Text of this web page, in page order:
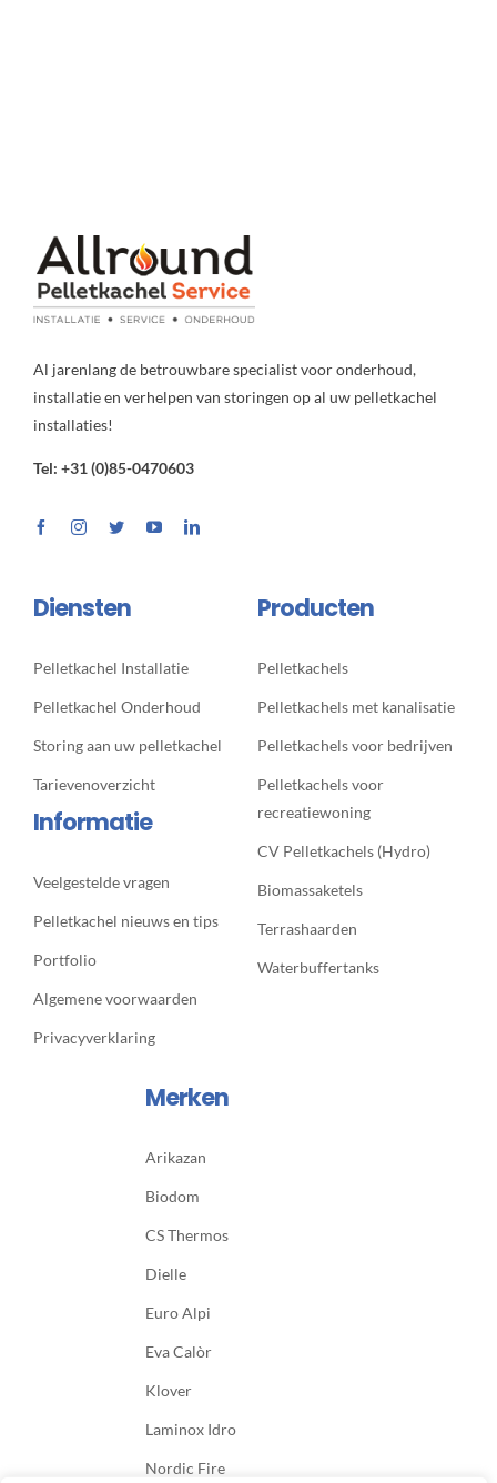
Al jarenlang de betrouwbare specialist voor onderhoud,
installatie en verhelpen van storingen op al uw pelletkachel
installaties!
Tel: +31 (0)85-0470603
Diensten
Pelletkachel Installatie
Pelletkachel Onderhoud
Storing aan uw pelletkachel
Tarievenoverzicht
Informatie
Veelgestelde vragen
Pelletkachel nieuws en tips
Portfolio
Algemene voorwaarden
Privacyverklaring
Producten
Pelletkachels
Pelletkachels met kanalisatie
Pelletkachels voor bedrijven
Pelletkachels voor
recreatiewoning
CV Pelletkachels (Hydro)
Biomassaketels
Terrashaarden
Waterbuffertanks
Merken
Arikazan
Biodom
CS Thermos
Dielle
Euro Alpi
Eva Calòr
Klover
Laminox Idro
Nordic Fire